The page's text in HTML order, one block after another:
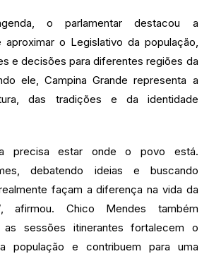
o parlamentar destacou a
aproximar o Legislativo da população,
e decisões para diferentes regiões da
ele, Campina Grande representa a
das tradições e da identidade
precisa estar onde o povo está.
debatendo ideias e buscando
façam a diferença na vida da
afirmou. Chico Mendes também
as sessões itinerantes fortalecem o
população e contribuem para uma